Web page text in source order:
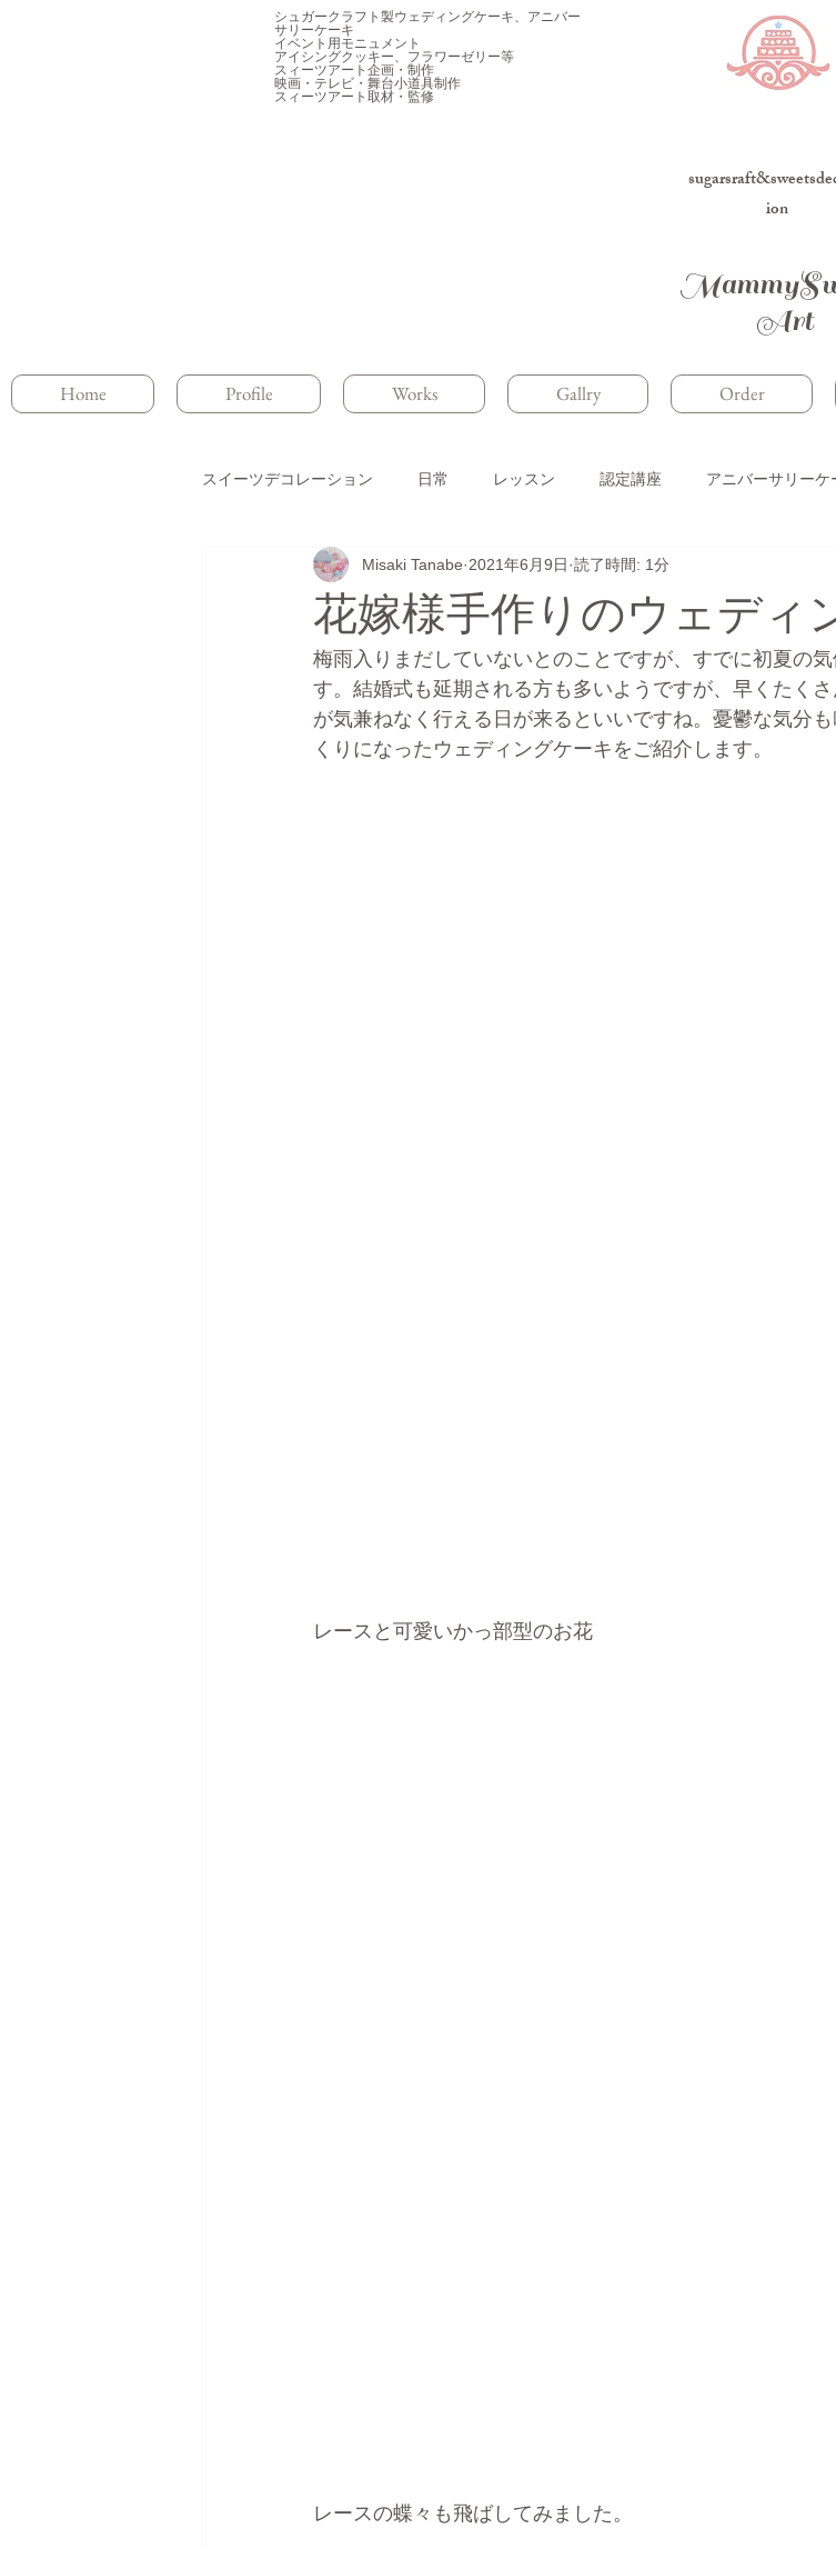
シュガークラフト製ウェディングケーキ、アニバー
サリーケーキ
イベント用モニュメント
アイシングクッキー、フラワーゼリー等
スィーツアート企画・制作
映画・テレビ・舞台小道具制作
スィーツアート取材・監修
ion
Art
Home Profile Works Gallry Order
スイーツデコレーション 日常 レッスン 認定講座 アニバーサリーケ
フラワーゼリー シュガークラフト かき氷 ウェディングケーキ
ウェディングケーキ 無題のカテゴリー 無題のカテゴリー カップケ
花嫁様手作りのウェディ
Misaki Tanabe 2021年6月9日 読了時間: 1分
梅雨入りまだしていないとのことですが、すでに初夏の
す。結婚式も延期される方も多いようですが、早くたく
が気兼ねなく行える日が来るといいですね。憂鬱な気分
くりになったウェディングケーキをご紹介します。
レースと可愛いかっ部型のお花
レースの蝶々も飛ばしてみました。